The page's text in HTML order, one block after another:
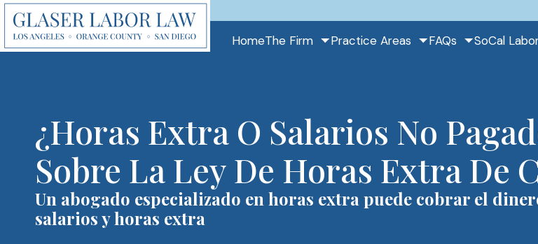
Skip
content
HomeThe Firm Practice Areas FAQs SoCal
¿Horas Extra O Salarios No
Sobre La Ley De Horas Extra De
Un abogado especializado en horas extra puede cobrar el
salarios y horas extra